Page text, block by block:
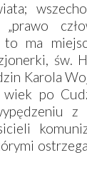
to ma
św.
Karola
wiek po
z